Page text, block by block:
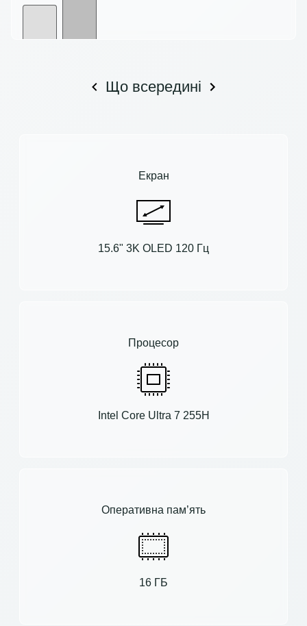
Що всередині
Екран
15.6" 3K OLED 120 Гц
Процесор
Intel Core Ultra 7 255H
Оперативна пам’ять
16 ГБ